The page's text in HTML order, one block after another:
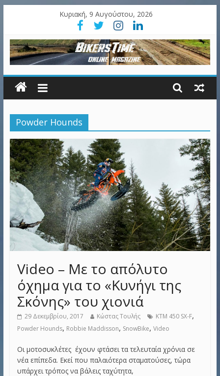
Κυριακή, 9 Αυγούστου, 2026
Powder Hounds
Video – Με το απόλυτο
όχημα για το «Κυνήγι της
Σκόνης» του χιονιά
29 Δεκεμβρίου, 2017 Κώστας Τουλής KTM 450 SX-F,
Powder Hounds, Robbie Maddisson, SnowBike, Video
Οι μοτοσυκλέτες έχουν φτάσει τα τελευταία χρόνια σε
νέα επίπεδα. Εκεί που παλαιότερα σταματούσες, τώρα
υπάρχει τρόπος να βάλεις ταχύτητα,